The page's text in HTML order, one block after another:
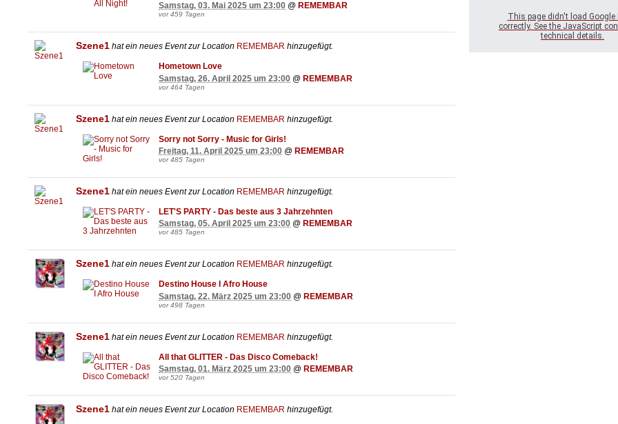
Samstag, 03. Mai 2025 um 23:00 @ REMEMBAR
vor 459 Tagen
Szene1 hat ein neues Event zur Location REMEMBAR hinzugefügt.
Hometown Love
Samstag, 26. April 2025 um 23:00 @ REMEMBAR
vor 464 Tagen
Szene1 hat ein neues Event zur Location REMEMBAR hinzugefügt.
Sorry not Sorry - Music for Girls!
Freitag, 11. April 2025 um 23:00 @ REMEMBAR
vor 485 Tagen
Szene1 hat ein neues Event zur Location REMEMBAR hinzugefügt.
LET'S PARTY - Das beste aus 3 Jahrzehnten
Samstag, 05. April 2025 um 23:00 @ REMEMBAR
vor 485 Tagen
Szene1 hat ein neues Event zur Location REMEMBAR hinzugefügt.
Destino House I Afro House
Samstag, 22. März 2025 um 23:00 @ REMEMBAR
vor 498 Tagen
Szene1 hat ein neues Event zur Location REMEMBAR hinzugefügt.
All that GLITTER - Das Disco Comeback!
Samstag, 01. März 2025 um 23:00 @ REMEMBAR
vor 520 Tagen
Szene1 hat ein neues Event zur Location REMEMBAR hinzugefügt.
This page didn't load Google
correctly. See the JavaScript
technical details.